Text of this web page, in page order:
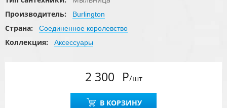
Производитель:
Burlington
Страна: Соединенное королевство
Коллекция: Аксессуары
2 300 Р/шт
В КОРЗИНУ